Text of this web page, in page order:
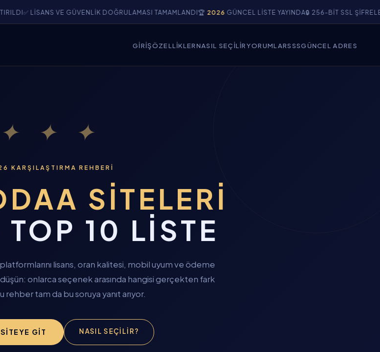
VE GÜVENLIK DOĞRULAMASI TAMAMLANDI🏆2026GÜNCEL LISTE YAYINDA🔒 256-BIT SSL ŞIFRELEME
GIRIŞÖZELLIKLERNASIL SEÇILIRYORUMLARSSSGÜNCEL ADRES
✦ ✦ ✦
KARŞILAŞTIRMA REHBERI
SITELERI
10 LISTE
lisans, oran kalitesi, mobil uyum ve ödeme
düşün: onlarca seçenek arasında hangisi gerçekten fark
rehber tam da bu soruya yanıt arıyor.
GIT NASIL SEÇILIR?